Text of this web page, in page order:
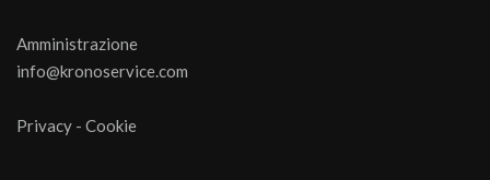
Amministrazione
info@kronoservice.com
Privacy - Cookie